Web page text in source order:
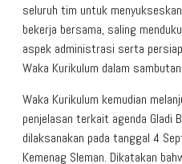
seluruh tim untuk
bekerja bersama, saling
aspek administrasi serta
Waka Kurikulum dalam
Waka Kurikulum kemudian
penjelasan terkait agenda Gladi
dilaksanakan pada tanggal 4
Kemenag Sleman. Dikatakan